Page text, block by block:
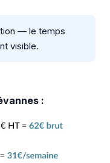
— le temps
visible.
: